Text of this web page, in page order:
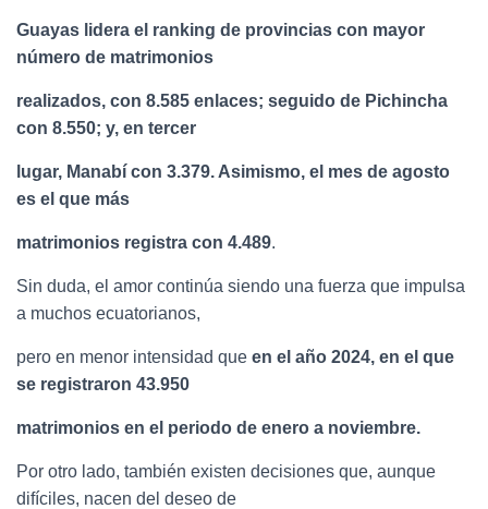
Guayas lidera el ranking de provincias con mayor
número de matrimonios
realizados, con 8.585 enlaces; seguido de Pichincha
con 8.550; y, en tercer
lugar, Manabí con 3.379. Asimismo, el mes de agosto
es el que más
matrimonios registra con 4.489.
Sin duda, el amor continúa siendo una fuerza que impulsa
a muchos ecuatorianos,
pero en menor intensidad que en el año 2024, en el que
se registraron 43.950
matrimonios en el periodo de enero a noviembre.
Por otro lado, también existen decisiones que, aunque
difíciles, nacen del deseo de